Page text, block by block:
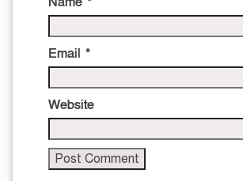
Email *
Website